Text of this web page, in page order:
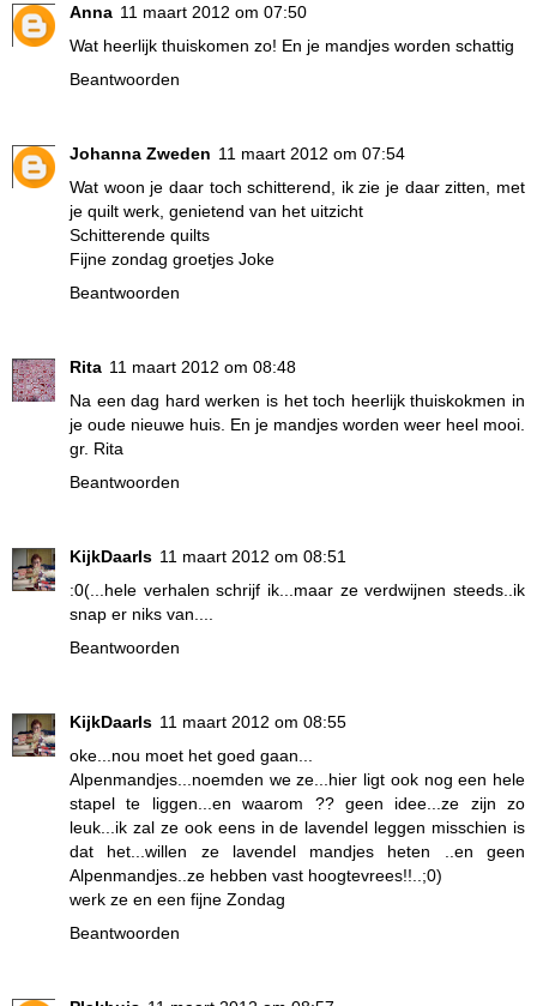
Anna 11 maart 2012 om 07:50
Wat heerlijk thuiskomen zo! En je mandjes worden schattig
Beantwoorden
Johanna Zweden 11 maart 2012 om 07:54
Wat woon je daar toch schitterend, ik zie je daar zitten, met
je quilt werk, genietend van het uitzicht
Schitterende quilts
Fijne zondag groetjes Joke
Beantwoorden
Rita 11 maart 2012 om 08:48
Na een dag hard werken is het toch heerlijk thuiskokmen in
je oude nieuwe huis. En je mandjes worden weer heel mooi.
gr. Rita
Beantwoorden
KijkDaarIs 11 maart 2012 om 08:51
:0(...hele verhalen schrijf ik...maar ze verdwijnen steeds..ik
snap er niks van....
Beantwoorden
KijkDaarIs 11 maart 2012 om 08:55
oke...nou moet het goed gaan...
Alpenmandjes...noemden we ze...hier ligt ook nog een hele
stapel te liggen...en waarom ?? geen idee...ze zijn zo
leuk...ik zal ze ook eens in de lavendel leggen misschien is
dat het...willen ze lavendel mandjes heten ..en geen
Alpenmandjes..ze hebben vast hoogtevrees!!..;0)
werk ze en een fijne Zondag
Beantwoorden